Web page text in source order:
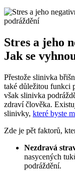
Stres a jeho
Jak ⁢se​
Přestože slinivka
také​ důležitou ⁢funkci
však slinivka
zdraví člověka.
‍slinivky, které byste
Zde je ⁤pět faktorů,
Nezdravá
nasycených
podráždění.